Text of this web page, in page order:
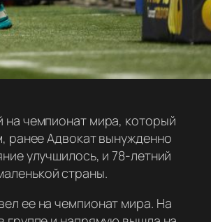
на чемпионат мира, который
ранее Адвокат вынужденно
улучшилось, и 78-летний
страны.
ее на чемпионат мира. На